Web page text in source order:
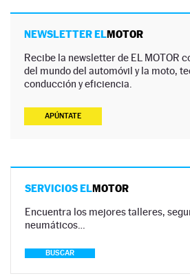
NEWSLETTER ELMOTOR
Recibe la newsletter de EL MOTOR
del mundo del automóvil y la moto,
conducción y eficiencia.
APÚNTATE
SERVICIOS ELMOTOR
Encuentra los mejores talleres,
neumáticos…
BUSCAR